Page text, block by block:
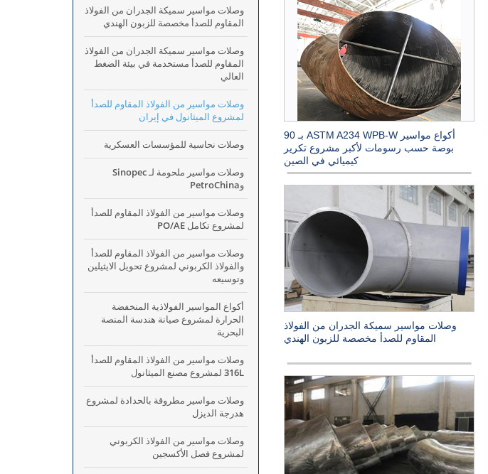
أكواع مواسير ASTM A234 WPB-W بـ 90
بوصة حسب رسومات لأكبر مشروع تكرير
كيميائي في الصين
وصلات مواسير سميكة الجدران من الفولاذ
المقاوم للصدأ مخصصة للزبون الهندي
وصلات مواسير سميكة الجدران من الفولاذ
المقاوم للصدأ مخصصة للزبون الهندي
وصلات مواسير سميكة الجدران من الفولاذ
المقاوم للصدأ مستخدمة في بيئة الضغط
العالي
وصلات مواسير من الفولاذ المقاوم للصدأ
لمشروع الميثانول في إيران
وصلات نحاسية للمؤسسات العسكرية
وصلات مواسير ملحومة لـ Sinopec
وPetroChina
وصلات مواسير من الفولاذ المقاوم للصدأ
لمشروع تكامل PO/AE
وصلات مواسير من الفولاذ المقاوم للصدأ
والفولاذ الكربوني لمشروع تحويل الايثيلين
وتوسيعه
أكواع المواسير الفولاذية المنخفضة
الحرارة لمشروع صيانة هندسة المنصة
البحرية
وصلات مواسير من الفولاذ المقاوم للصدأ
316L لمشروع مصنع الميثانول
وصلات مواسير مطروقة بالحدادة لمشروع
هدرجة الديزل
وصلات مواسير من الفولاذ الكربوني
لمشروع فصل الأكسجين